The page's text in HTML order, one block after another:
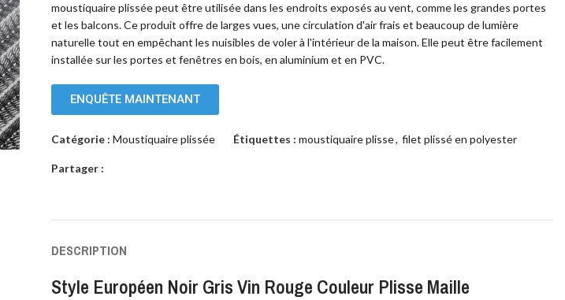
moustiquaire plissée peut être utilisée dans les endroits exposés au vent, comme les grandes portes
et les balcons. Ce produit offre de larges vues, une circulation d'air frais et beaucoup de lumière
naturelle tout en empêchant les nuisibles de voler à l'intérieur de la maison. Elle peut être facilement
installée sur les portes et fenêtres en bois, en aluminium et en PVC.
ENQUÊTE MAINTENANT
Catégorie : Moustiquaire plissée Étiquettes : moustiquaire plisse, filet plissé en polyester
Partager :
DESCRIPTION
Style Européen Noir Gris Vin Rouge Couleur Plisse Maille